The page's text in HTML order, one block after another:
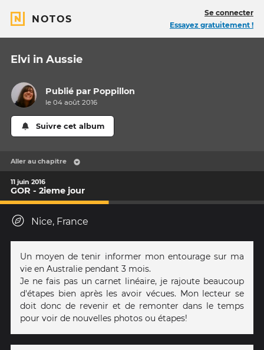
NOTOS
Se connecter
Essayez gratuitement !
Elvi in Aussie
Publié par Poppillon
le 04 août 2016
Suivre cet album
Aller au chapitre
11 juin 2016
GOR - 2ieme jour
Nice, France
Un moyen de tenir informer mon entourage sur ma
vie en Australie pendant 3 mois.
Je ne fais pas un carnet linéaire, je rajoute beaucoup
d'étapes bien après les avoir vécues. Mon lecteur se
doit donc de revenir et de remonter dans le temps
pour voir de nouvelles photos ou étapes!